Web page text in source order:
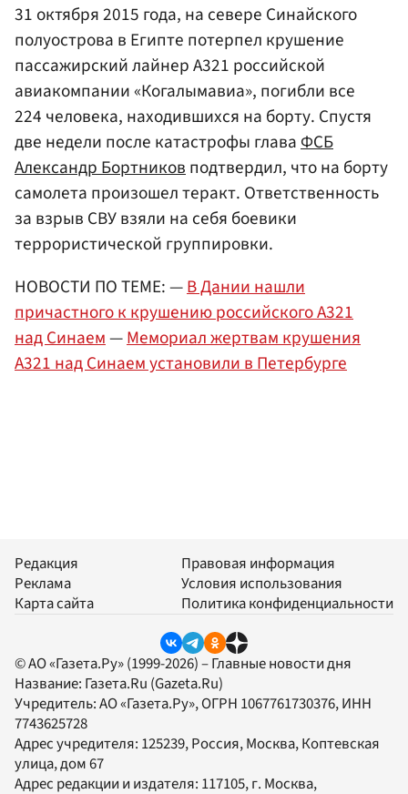
31 октября 2015 года, на севере Синайского
полуострова в Египте потерпел крушение
пассажирский лайнер A321 российской
авиакомпании «Когалымавиа», погибли все
224 человека, находившихся на борту. Спустя
две недели после катастрофы главаФСБ
Александр Бортниковподтвердил, что на борту
самолета произошел теракт. Ответственность
за взрыв СВУ взяли на себя боевики
террористической группировки.
НОВОСТИ ПО ТЕМЕ: —В Дании нашли
причастного к крушению российского А321
над Синаем—Мемориал жертвам крушения
А321 над Синаем установили в Петербурге
Редакция
Реклама
Карта сайта
Правовая информация
Условия использования
Политика конфиденциальности
© АО «Газета.Ру» (1999-2026) – Главные новости дня
Название: Газета.Ru (Gazeta.Ru)
Учредитель:АО «Газета.Ру», ОГРН 1067761730376, ИНН
7743625728
Адрес учредителя: 125239, Россия, Москва, Коптевская
улица, дом 67
Адрес редакции и издателя: 117105, г. Москва,